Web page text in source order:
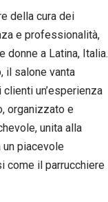
della cura dei
e professionalità,
a Latina, Italia.
il salone vanta
un’esperienza
organizzato e
unita alla
piacevole
come il parrucchiere